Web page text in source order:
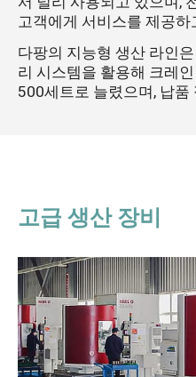
고객에게 서비스를 제공하
다팡의 지능형 생산 라인
리 시스템을 활용해 크레
500세트로 늘렸으며, 납
고급 생산 장비